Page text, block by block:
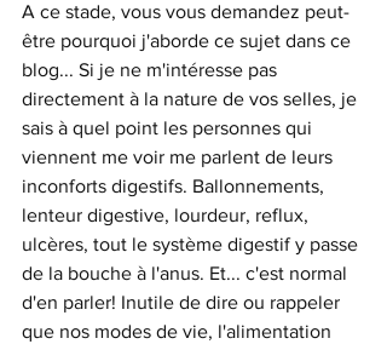
A ce stade, vous vous demandez peut-
être pourquoi j'aborde ce sujet dans ce
blog... Si je ne m'intéresse pas
directement à la nature de vos selles, je
sais à quel point les personnes qui
viennent me voir me parlent de leurs
inconforts digestifs. Ballonnements,
lenteur digestive, lourdeur, reflux,
ulcères, tout le système digestif y passe
de la bouche à l'anus. Et... c'est normal
d'en parler! Inutile de dire ou rappeler
que nos modes de vie, l'alimentation